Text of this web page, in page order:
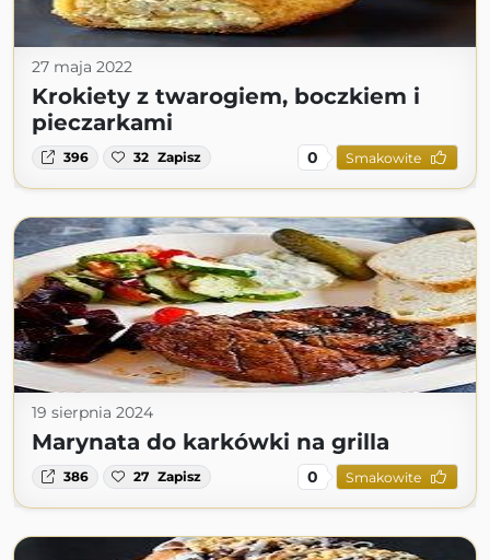
27 maja 2022
Krokiety z twarogiem, boczkiem i
pieczarkami
396 32 Zapisz 0 Smakowite
19 sierpnia 2024
Marynata do karkówki na grilla
386 27 Zapisz 0 Smakowite